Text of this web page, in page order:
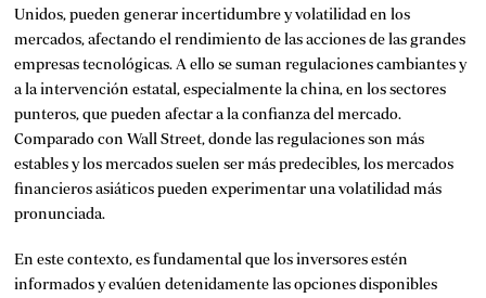
Unidos, pueden generar incertidumbre y volatilidad en los
mercados, afectando el rendimiento de las acciones de las grandes
empresas tecnológicas. A ello se suman regulaciones cambiantes y
a la intervención estatal, especialmente la china, en los sectores
punteros, que pueden afectar a la confianza del mercado.
Comparado con Wall Street, donde las regulaciones son más
estables y los mercados suelen ser más predecibles, los mercados
financieros asiáticos pueden experimentar una volatilidad más
pronunciada.
En este contexto, es fundamental que los inversores estén
informados y evalúen detenidamente las opciones disponibles